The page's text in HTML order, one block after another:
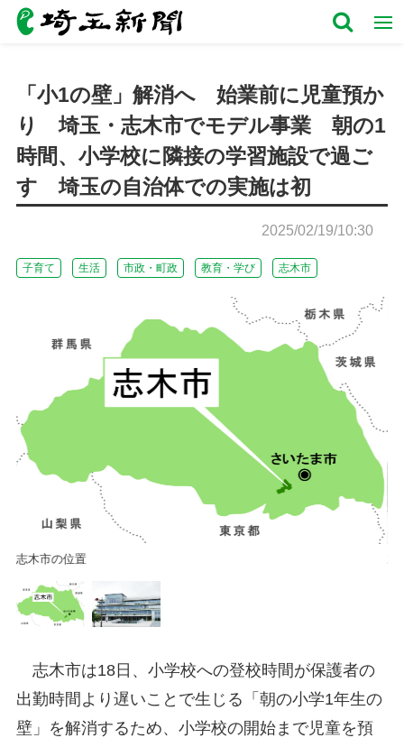
「小1の壁」解消へ 始業前に児童預か
り 埼玉・志木市でモデル事業 朝の1
時間、小学校に隣接の学習施設で過ご
す 埼玉の自治体での実施は初
2025/02/19/10:30
子育て 生活 市政・町政 教育・学び 志木市
志木市の位置
志木市は18日、小学校への登校時間が保護者の
出勤時間より遅いことで生じる「朝の小学1年生の
壁」を解消するため、小学校の開始まで児童を預